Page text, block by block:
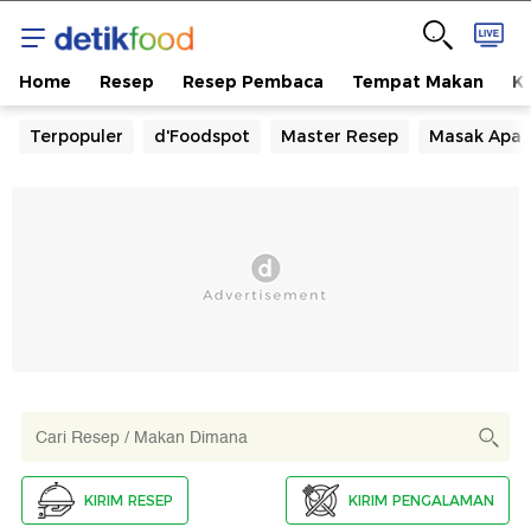
Home Resep Resep Pembaca Tempat Makan
Terpopuler d'Foodspot Master Resep Masak Apa
KIRIM RESEP KIRIM PENGALAMAN